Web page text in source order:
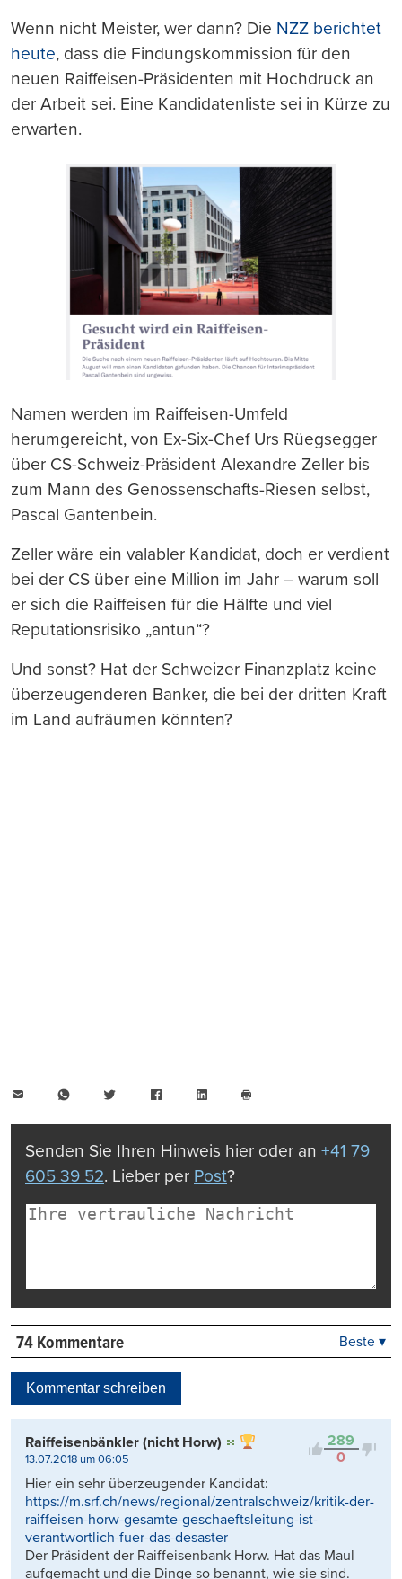
Wenn nicht Meister, wer dann? Die NZZ berichtet
heute, dass die Findungskommission für den
neuen Raiffeisen-Präsidenten mit Hochdruck an
der Arbeit sei. Eine Kandidatenliste sei in Kürze zu
erwarten.
Namen werden im Raiffeisen-Umfeld
herumgereicht, von Ex-Six-Chef Urs Rüegsegger
über CS-Schweiz-Präsident Alexandre Zeller bis
zum Mann des Genossenschafts-Riesen selbst,
Pascal Gantenbein.
Zeller wäre ein valabler Kandidat, doch er verdient
bei der CS über eine Million im Jahr – warum soll
er sich die Raiffeisen für die Hälfte und viel
Reputationsrisiko „antun“?
Und sonst? Hat der Schweizer Finanzplatz keine
überzeugenderen Banker, die bei der dritten Kraft
im Land aufräumen könnten?
WhatsAppTwitter FacebookLinkedIn
drucken
Senden Sie Ihren Hinweis hier oder an +41 79
605 39 52. Lieber per Post?
74 Kommentare
Kontrovers
Beste ▾
Kommentar schreiben
289
0
Raiffeisenbänkler (nicht Horw)
13.07.2018 um 06:05
Hier ein sehr überzeugender Kandidat:
https://m.srf.ch/news/regional/zentralschweiz/kritik-der-
raiffeisen-horw-gesamte-geschaeftsleitung-ist-
verantwortlich-fuer-das-desaster
Der Präsident der Raiffeisenbank Horw. Hat das Maul
aufgemacht und die Dinge so benannt, wie sie sind.